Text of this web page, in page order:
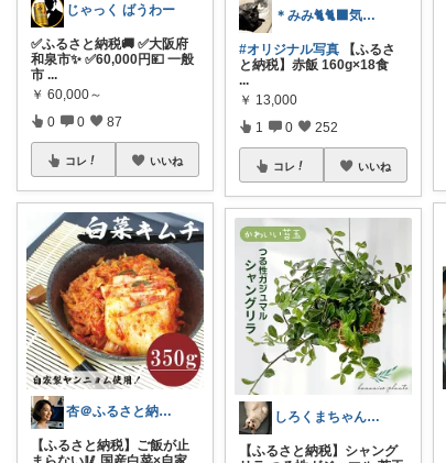
じゃっく ばうわー
✅ふるさと納税🚚 ✅大阪府
和泉市✨ ✅60,000円💴 一般
市 ...
￥ 60,000～
0 0 87
コレ いいね
杏＠ふるさと納税で迷ったらコレ！👇
【ふるさと納税】ご飯が止
＊みみ🐈🐈‍⬛気付いてません😂＊
#オリジナル写真 【ふるさ
と納税】赤飯 160g×18食
...
￥ 13,000
1 0 252
コレ いいね
しろくまちゃん🐈癒しの空間作り
【ふるさと納税】シャング